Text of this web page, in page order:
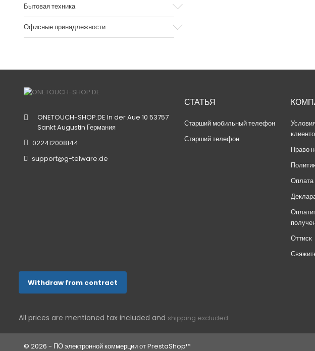
Бытовая техника
Офисные принадлежности
ONETOUCH-SHOP.DE In der Aue 10 53757
Sankt Augustin Германия
022412008144
support@g-telware.de
СТАТЬЯ
Старший мобильный телефон
Старший телефон
Право
Оплата
Оттиск
Withdraw from contract
All prices are mentioned tax included and shipping excluded
© 2026 - ПО электронной коммерции от PrestaShop™